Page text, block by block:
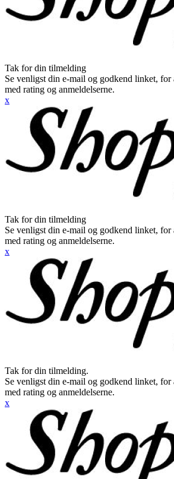
Tak for din tilmelding
Se venligst din e-mail og godkend linket, for
med rating og anmeldelserne.
x
Tak for din tilmelding
Se venligst din e-mail og godkend linket, for
med rating og anmeldelserne.
x
Tak for din tilmelding.
Se venligst din e-mail og godkend linket, for
med rating og anmeldelserne.
x